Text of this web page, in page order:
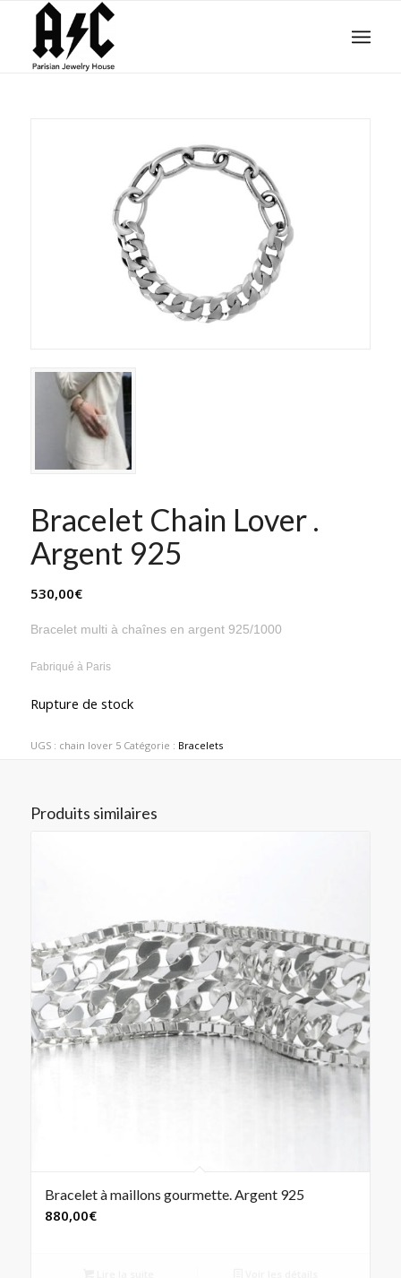
Bracelet Chain Lover .
Argent 925
530,00€
Bracelet multi à chaînes en argent 925/1000
Fabriqué à Paris
Rupture de stock
UGS : chain lover 5 Catégorie : Bracelets
Produits similaires
Bracelet à maillons gourmette. Argent 925
880,00€